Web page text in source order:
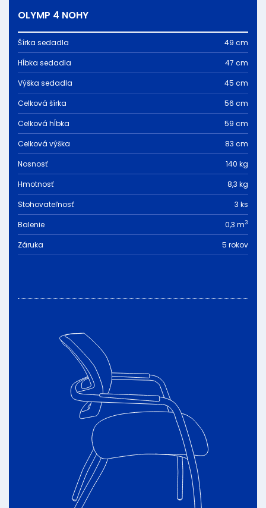
OLYMP 4 NOHY
Šírka sedadla
49 cm
Hĺbka sedadla
47 cm
Výška sedadla
45 cm
Celková šírka
56 cm
Celková hĺbka
59 cm
Celková výška
83 cm
Nosnosť
140 kg
Hmotnosť
8,3 kg
Stohovateľnosť
3 ks
Balenie
0,3 m3
Záruka 5 rokov